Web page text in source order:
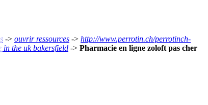
-> ouvrir ressources -> http://www.perrotin.ch/perrotinch-
in the uk bakersfield -> Pharmacie en ligne zoloft pas cher